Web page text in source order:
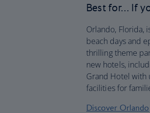
Best for… If
Orlando, Florida,
beach days and
thrilling theme
new hotels,
Grand Hotel with
facilities for
Discover Orlando